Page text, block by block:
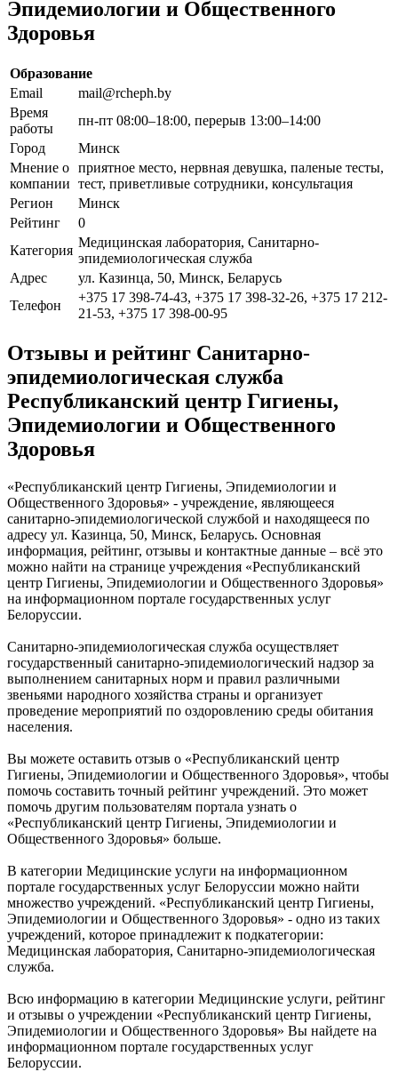
Эпидемиологии и Общественного
Здоровья
Образование
Email
mail@rcheph.by
Время
работы
пн-пт 08:00–18:00, перерыв 13:00–14:00
Город
Минск
Мнение о
компании
приятное место, нервная девушка, паленые тесты,
тест, приветливые сотрудники, консультация
Регион
Минск
Рейтинг
0
Категория
Медицинская лаборатория, Санитарно-
эпидемиологическая служба
Адрес
ул. Казинца, 50, Минск, Беларусь
Телефон
+375 17 398-74-43, +375 17 398-32-26, +375 17 212-
21-53, +375 17 398-00-95
Отзывы и рейтинг Санитарно-
эпидемиологическая служба
Республиканский центр Гигиены,
Эпидемиологии и Общественного
Здоровья
«Республиканский центр Гигиены, Эпидемиологии и
Общественного Здоровья» - учреждение, являющееся
санитарно-эпидемиологической службой и находящееся по
адресу ул. Казинца, 50, Минск, Беларусь. Основная
информация, рейтинг, отзывы и контактные данные – всё это
можно найти на странице учреждения «Республиканский
центр Гигиены, Эпидемиологии и Общественного Здоровья»
на информационном портале государственных услуг
Белоруссии.
Санитарно-эпидемиологическая служба осуществляет
государственный санитарно-эпидемиологический надзор за
выполнением санитарных норм и правил различными
звеньями народного хозяйства страны и организует
проведение мероприятий по оздоровлению среды обитания
населения.
Вы можете оставить отзыв о «Республиканский центр
Гигиены, Эпидемиологии и Общественного Здоровья», чтобы
помочь составить точный рейтинг учреждений. Это может
помочь другим пользователям портала узнать о
«Республиканский центр Гигиены, Эпидемиологии и
Общественного Здоровья» больше.
В категории Медицинские услуги на информационном
портале государственных услуг Белоруссии можно найти
множество учреждений. «Республиканский центр Гигиены,
Эпидемиологии и Общественного Здоровья» - одно из таких
учреждений, которое принадлежит к подкатегории:
Медицинская лаборатория, Санитарно-эпидемиологическая
служба.
Всю информацию в категории Медицинские услуги, рейтинг
и отзывы о учреждении «Республиканский центр Гигиены,
Эпидемиологии и Общественного Здоровья» Вы найдете на
информационном портале государственных услуг
Белоруссии.